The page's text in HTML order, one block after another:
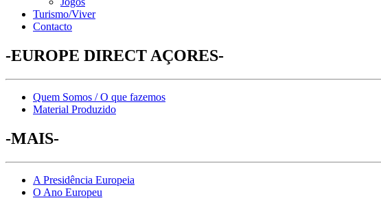
Turismo/Viver
Contacto
-EUROPE DIRECT AÇORES-
Quem Somos / O que fazemos
Material Produzido
-MAIS-
A Presidência Europeia
O Ano Europeu